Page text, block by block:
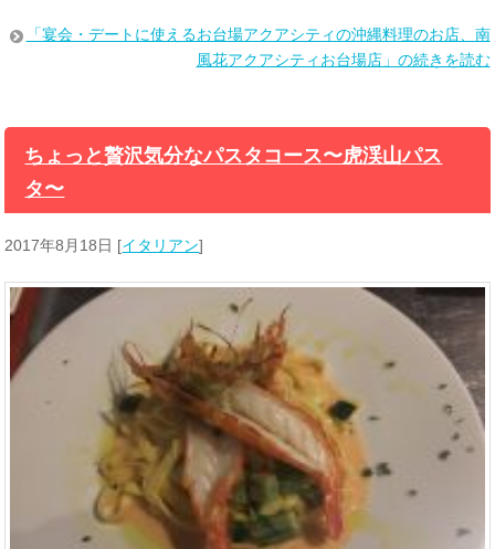
「宴会・デートに使えるお台場アクアシティの沖縄料理のお店、南
風花アクアシティお台場店」の続きを読む
ちょっと贅沢気分なパスタコース〜虎渓山パス
タ〜
2017年8月18日 [イタリアン]